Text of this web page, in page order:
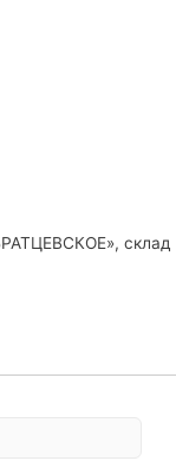
склад